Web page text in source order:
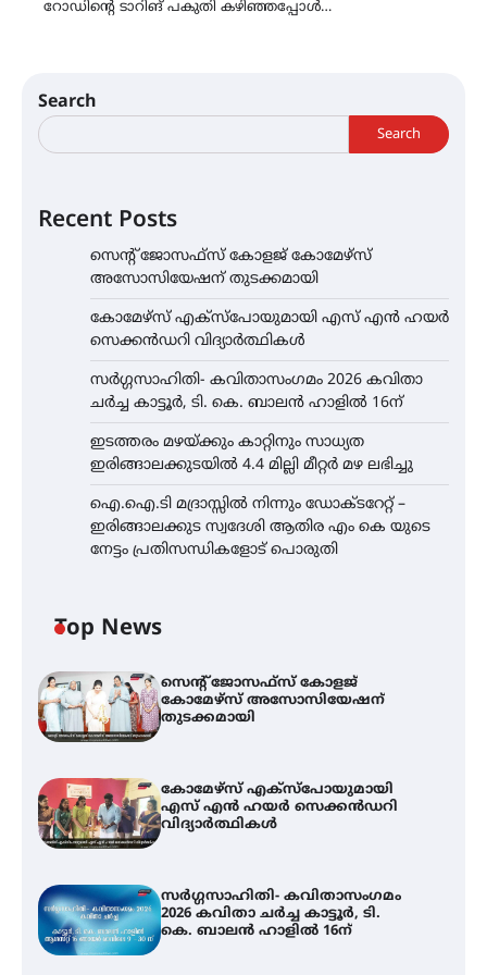
റോഡിന്റെ ടാറിങ് പകുതി കഴിഞ്ഞപ്പോൾ…
Search
Search
Recent Posts
സെന്റ് ജോസഫ്സ് കോളജ് കോമേഴ്‌സ്
അസോസിയേഷന് തുടക്കമായി
കോമേഴ്സ് എക്സ്പോയുമായി എസ് എൻ ഹയർ
സെക്കൻഡറി വിദ്യാർത്ഥികൾ
സർഗ്ഗസാഹിതി- കവിതാസംഗമം 2026 കവിതാ
ചർച്ച കാട്ടൂർ, ടി. കെ. ബാലൻ ഹാളിൽ 16ന്
ഇടത്തരം മഴയ്ക്കും കാറ്റിനും സാധ്യത
ഇരിങ്ങാലക്കുടയിൽ 4.4 മില്ലി മീറ്റർ മഴ ലഭിച്ചു
ഐ.ഐ.ടി മദ്രാസ്സിൽ നിന്നും ഡോക്ടറേറ്റ് –
ഇരിങ്ങാലക്കുട സ്വദേശി ആതിര എം കെ യുടെ
നേട്ടം പ്രതിസന്ധികളോട് പൊരുതി
Top News
സെന്റ് ജോസഫ്സ് കോളജ്
കോമേഴ്‌സ് അസോസിയേഷന്
തുടക്കമായി
കോമേഴ്സ് എക്സ്പോയുമായി
എസ് എൻ ഹയർ സെക്കൻഡറി
വിദ്യാർത്ഥികൾ
സർഗ്ഗസാഹിതി- കവിതാസംഗമം
2026 കവിതാ ചർച്ച കാട്ടൂർ, ടി.
കെ. ബാലൻ ഹാളിൽ 16ന്